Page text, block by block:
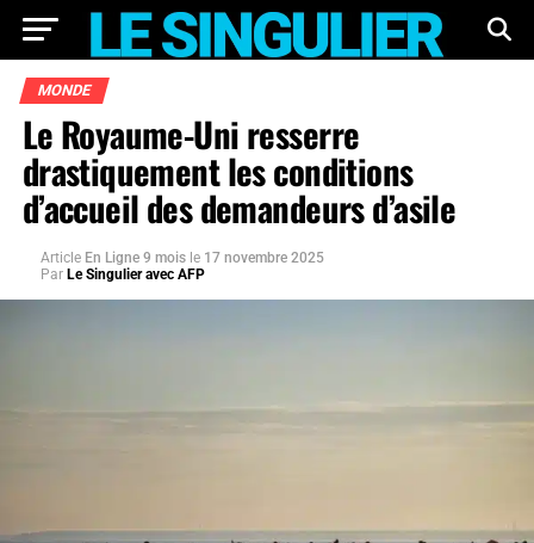
MONDE
Le Royaume-Uni resserre
drastiquement les conditions
d’accueil des demandeurs d’asile
Article En Ligne 9 mois le 17 novembre 2025
Par Le Singulier avec AFP